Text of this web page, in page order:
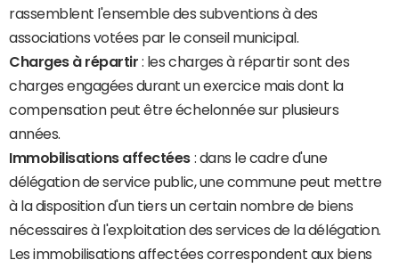
rassemblent l'ensemble des subventions à des
associations votées par le conseil municipal.
Charges à répartir : les charges à répartir sont des
charges engagées durant un exercice mais dont la
compensation peut être échelonnée sur plusieurs
années.
Immobilisations affectées : dans le cadre d'une
délégation de service public, une commune peut mettre
à la disposition d'un tiers un certain nombre de biens
nécessaires à l'exploitation des services de la délégation.
Les immobilisations affectées correspondent aux biens